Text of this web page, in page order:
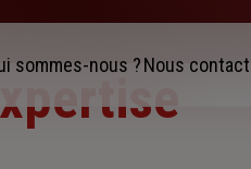
sommes-nous ?Nous